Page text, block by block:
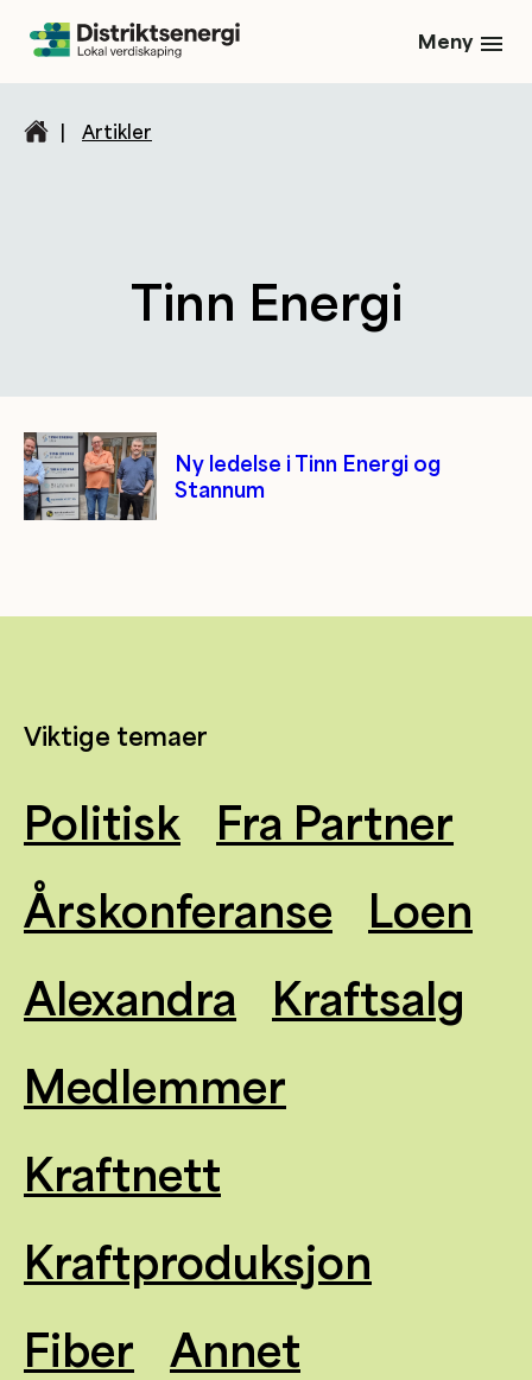
Meny
Artikler
Tinn Energi
Kategori/tag artikler
Ny ledelse i Tinn Energi og
Stannum
Viktige temaer
Politisk
Fra Partner
Årskonferanse
Loen
Alexandra
Kraftsalg
Medlemmer
Kraftnett
Kraftproduksjon
Fiber
Annet